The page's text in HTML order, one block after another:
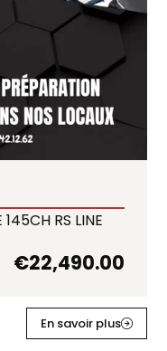
RS LINE
€22,490.00
En savoir plus